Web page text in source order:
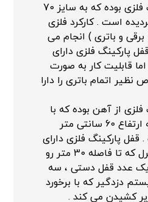
جنس قفل پارکینگ فلزی بوده که به سایز 70
است . کارکرد فلزی
و باتری ) انجام می
پارکینگ فلزی دارای
قابلیت کار به صورت
اتمام باتری را دارا
از آهن بوده که با
#رنگ_کوره ای و به ارتفاع 60 سانتی متر
قفل پارکینگ فلزی دارای
دو عدد ریموت کنترل که تا فاصله 30 متر رو
عدد قفل دستی ، سه
دزدگیر که با برخورد
کشیدن می کند .